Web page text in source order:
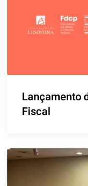
Lançamento
Fiscal